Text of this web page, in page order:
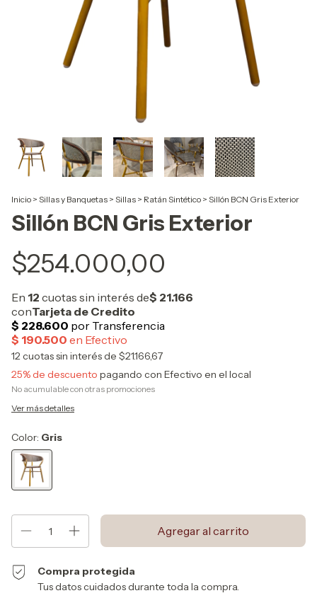
Inicio > Sillas y Banquetas > Sillas > Ratán Sintético > Sillón BCN Gris Exterior
Sillón BCN Gris Exterior
$254.000,00
12cuotas sin interés de $21.166,67
25% de descuento pagando con Efectivo en el local
No acumulable con otras promociones
Ver más detalles
Color: Gris
Compra protegida
Tus datos cuidados durante toda la compra.